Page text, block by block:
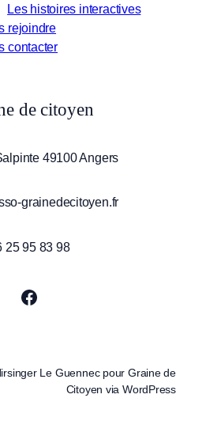
Les histoires interactives
rejoindre
contacter
de citoyen
49100 Angers
grainedecitoyen.fr
25 95 83 98
Facebook
Le Guennec pour Graine de
Citoyen via WordPress